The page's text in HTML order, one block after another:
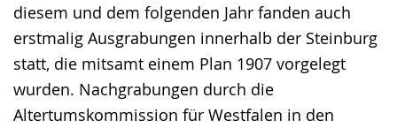
diesem und dem folgenden Jahr fanden auch
erstmalig Ausgrabungen innerhalb der Steinburg
statt, die mitsamt einem Plan 1907 vorgelegt
wurden. Nachgrabungen durch die
Altertumskommission für Westfalen in den